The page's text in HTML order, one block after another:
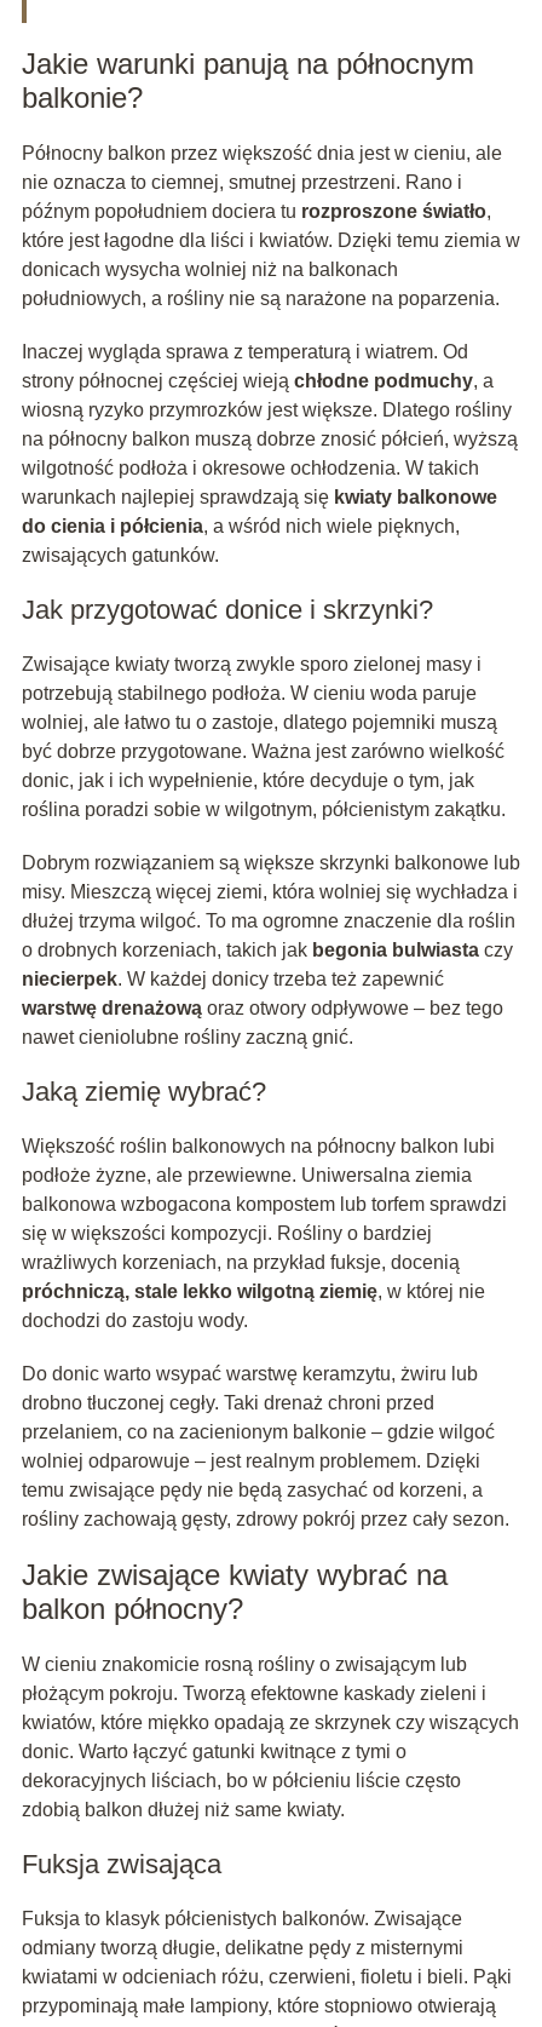
Jakie warunki panują na północnym
balkonie?
Północny balkon przez większość dnia jest w cieniu, ale
nie oznacza to ciemnej, smutnej przestrzeni. Rano i
późnym popołudniem dociera tu rozproszone światło,
które jest łagodne dla liści i kwiatów. Dzięki temu ziemia w
donicach wysycha wolniej niż na balkonach
południowych, a rośliny nie są narażone na poparzenia.
Inaczej wygląda sprawa z temperaturą i wiatrem. Od
strony północnej częściej wieją chłodne podmuchy, a
wiosną ryzyko przymrozków jest większe. Dlatego rośliny
na północny balkon muszą dobrze znosić półcień, wyższą
wilgotność podłoża i okresowe ochłodzenia. W takich
warunkach najlepiej sprawdzają się kwiaty balkonowe
do cienia i półcienia, a wśród nich wiele pięknych,
zwisających gatunków.
Jak przygotować donice i skrzynki?
Zwisające kwiaty tworzą zwykle sporo zielonej masy i
potrzebują stabilnego podłoża. W cieniu woda paruje
wolniej, ale łatwo tu o zastoje, dlatego pojemniki muszą
być dobrze przygotowane. Ważna jest zarówno wielkość
donic, jak i ich wypełnienie, które decyduje o tym, jak
roślina poradzi sobie w wilgotnym, półcienistym zakątku.
Dobrym rozwiązaniem są większe skrzynki balkonowe lub
misy. Mieszczą więcej ziemi, która wolniej się wychładza i
dłużej trzyma wilgoć. To ma ogromne znaczenie dla roślin
o drobnych korzeniach, takich jak begonia bulwiastaczy
niecierpek. W każdej donicy trzeba też zapewnić
warstwę drenażowąoraz otwory odpływowe – bez tego
nawet cieniolubne rośliny zaczną gnić.
Jaką ziemię wybrać?
Większość roślin balkonowych na północny balkon lubi
podłoże żyzne, ale przewiewne. Uniwersalna ziemia
balkonowa wzbogacona kompostem lub torfem sprawdzi
się w większości kompozycji. Rośliny o bardziej
wrażliwych korzeniach, na przykład fuksje, docenią
próchniczą, stale lekko wilgotną ziemię, w której nie
dochodzi do zastoju wody.
Do donic warto wsypać warstwę keramzytu, żwiru lub
drobno tłuczonej cegły. Taki drenaż chroni przed
przelaniem, co na zacienionym balkonie – gdzie wilgoć
wolniej odparowuje – jest realnym problemem. Dzięki
temu zwisające pędy nie będą zasychać od korzeni, a
rośliny zachowają gęsty, zdrowy pokrój przez cały sezon.
Jakie zwisające kwiaty wybrać na
balkon północny?
W cieniu znakomicie rosną rośliny o zwisającym lub
płożącym pokroju. Tworzą efektowne kaskady zieleni i
kwiatów, które miękko opadają ze skrzynek czy wiszących
donic. Warto łączyć gatunki kwitnące z tymi o
dekoracyjnych liściach, bo w półcieniu liście często
zdobią balkon dłużej niż same kwiaty.
Fuksja zwisająca
Fuksja to klasyk półcienistych balkonów. Zwisające
odmiany tworzą długie, delikatne pędy z misternymi
kwiatami w odcieniach różu, czerwieni, fioletu i bieli. Pąki
przypominają małe lampiony, które stopniowo otwierają